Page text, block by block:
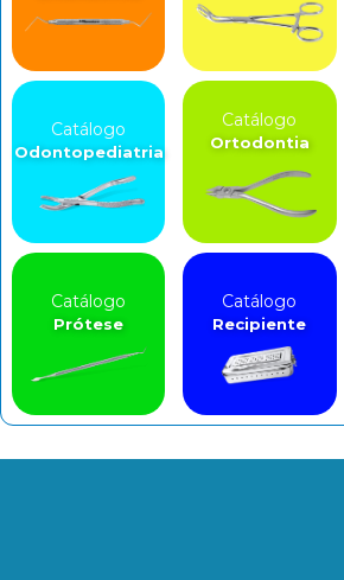
Catálogo
Odontopediatria
Catálogo
Ortodontia
Catálogo
Prótese
Catálogo
Recipiente